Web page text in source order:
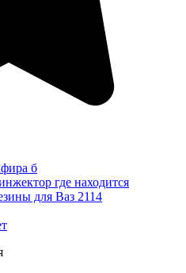
б
где находится
для Ваз 2114